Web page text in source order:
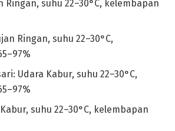
Ringan, suhu 22–30°C, kelembapan
Ringan, suhu 22–30°C,
Udara Kabur, suhu 22–30°C,
suhu 22–30°C, kelembapan